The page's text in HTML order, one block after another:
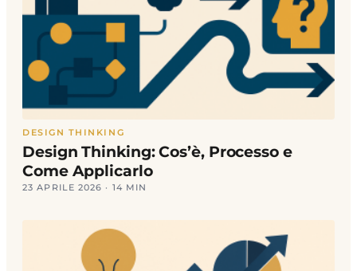
DESIGN THINKING
Design Thinking: Cos’è, Processo e
Come Applicarlo
23 APRILE 2026 · 14 MIN